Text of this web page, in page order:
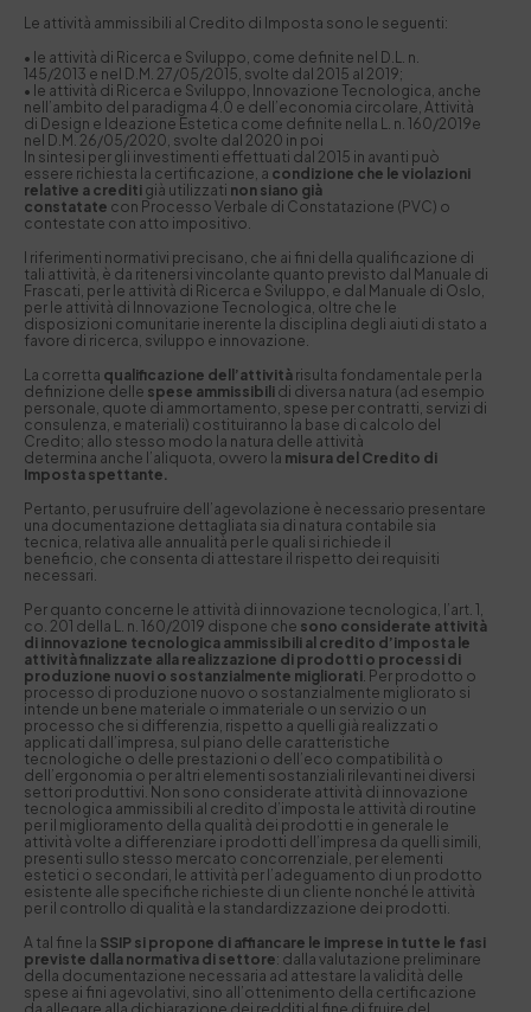
Le attività ammissibili al Credito di Imposta sono le seguenti:
• le attività di Ricerca e Sviluppo, come definite nel D.L. n.
145/2013 e nel D.M. 27/05/2015, svolte dal 2015 al 2019;
• le attività di Ricerca e Sviluppo, Innovazione Tecnologica, anche
nell’ambito del paradigma 4.0 e dell’economia circolare, Attività
di Design e Ideazione Estetica come definite nella L. n. 160/2019e
nel D.M. 26/05/2020, svolte dal 2020 in poi
In sintesi per gli investimenti effettuati dal 2015 in avanti può
essere richiesta la certificazione, a condizione che le violazioni
relative a crediti già utilizzati non siano già
constatate con Processo Verbale di Constatazione (PVC) o
contestate con atto impositivo.
I riferimenti normativi precisano, che ai fini della qualificazione di
tali attività, è da ritenersi vincolante quanto previsto dal Manuale di
Frascati, per le attività di Ricerca e Sviluppo, e dal Manuale di Oslo,
per le attività di Innovazione Tecnologica, oltre che le
disposizioni comunitarie inerente la disciplina degli aiuti di stato a
favore di ricerca, sviluppo e innovazione.
La corretta qualificazione dell’attività risulta fondamentale per la
definizione delle spese ammissibili di diversa natura (ad esempio
personale, quote di ammortamento, spese per contratti, servizi di
consulenza, e materiali) costituiranno la base di calcolo del
Credito; allo stesso modo la natura delle attività
determina anche l’aliquota, ovvero la misura del Credito di
Imposta spettante.
Pertanto, per usufruire dell’agevolazione è necessario presentare
una documentazione dettagliata sia di natura contabile sia
tecnica, relativa alle annualità per le quali si richiede il
beneficio, che consenta di attestare il rispetto dei requisiti
necessari.
Per quanto concerne le attività di innovazione tecnologica, l’art. 1,
co. 201 della L. n. 160/2019 dispone che sono considerate attività
di innovazione tecnologica ammissibili al credito d’imposta le
attività finalizzate alla realizzazione di prodotti o processi di
produzione nuovi o sostanzialmente migliorati. Per prodotto o
processo di produzione nuovo o sostanzialmente migliorato si
intende un bene materiale o immateriale o un servizio o un
processo che si differenzia, rispetto a quelli già realizzati o
applicati dall’impresa, sul piano delle caratteristiche
tecnologiche o delle prestazioni o dell’eco compatibilità o
dell’ergonomia o per altri elementi sostanziali rilevanti nei diversi
settori produttivi. Non sono considerate attività di innovazione
tecnologica ammissibili al credito d’imposta le attività di routine
per il miglioramento della qualità dei prodotti e in generale le
attività volte a differenziare i prodotti dell’impresa da quelli simili,
presenti sullo stesso mercato concorrenziale, per elementi
estetici o secondari, le attività per l’adeguamento di un prodotto
esistente alle specifiche richieste di un cliente nonché le attività
per il controllo di qualità e la standardizzazione dei prodotti.
A tal fine la SSIP si propone di affiancare le imprese in tutte le fasi
previste dalla normativa di settore: dalla valutazione preliminare
della documentazione necessaria ad attestare la validità delle
spese ai fini agevolativi, sino all’ottenimento della certificazione